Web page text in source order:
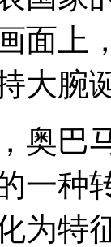
面上
大腕
奥巴
一种
为特